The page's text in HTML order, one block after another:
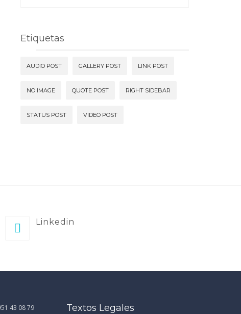
Etiquetas
AUDIO POST GALLERY POST LINK POST
NO IMAGE QUOTE POST RIGHT SIDEBAR
STATUS POST VIDEO POST
Linkedin
43 08 79 Textos Legales